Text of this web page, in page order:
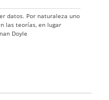
datos. Por naturaleza uno
las teorías, en lugar
Doyle